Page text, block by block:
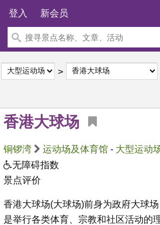
登入 新会员
香港大球场
铜锣湾 运动场及体育馆 - 大型运动
无障碍指数
景点评价
香港大球场(大球场)前身为政府大球
是举行各类体育、宗教和社区活动的